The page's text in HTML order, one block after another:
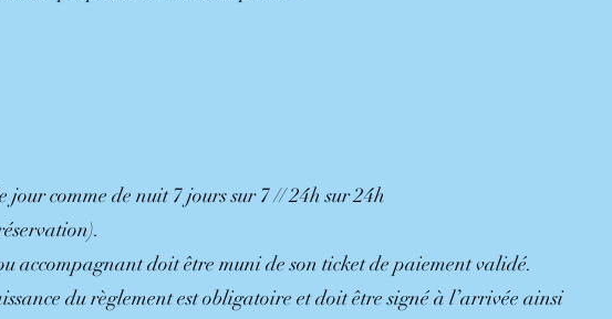
jour comme de nuit 7 jours sur 7 // 24h sur 24h
accompagnant doit être muni de son ticket de paiement validé.
du règlement est obligatoire et doit être signé à l’arrivée ainsi